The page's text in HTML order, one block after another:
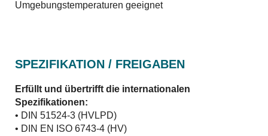
Umgebungstemperaturen geeignet
SPEZIFIKATION / FREIGABEN
Erfüllt und übertrifft die internationalen
Spezifikationen:
• DIN 51524-3 (HVLPD)
• DIN EN ISO 6743-4 (HV)